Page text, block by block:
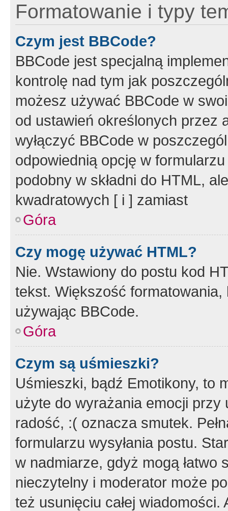
Formatowanie i typy
Czym jest BBCode?
BBCode jest specjalną
kontrolę nad tym jak
możesz używać BBCode w
od ustawień określonych przez
wyłączyć BBCode w
odpowiednią opcję w
podobny w składni do HTML,
kwadratowych [ i ] zamiast
Góra
Czy mogę używać HTML?
Nie. Wstawiony do postu kod
tekst. Większość
używając BBCode.
Góra
Czym są uśmieszki?
Uśmieszki, bądź Emotikony, to
użyte do wyrażania emocji
radość, :( oznacza smutek.
formularzu wysyłania postu.
w nadmiarze, gdyż mogą
nieczytelny i moderator może
też usunięciu całej